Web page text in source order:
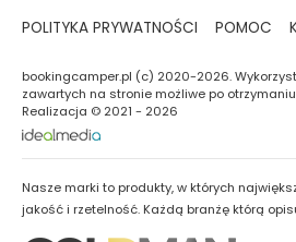
POLITYKA PRYWATNOŚCI POMOC
bookingcamper.pl (c) 2020-2026.
zawartych na stronie możliwe po
Realizacja © 2021 - 2026
Nasze marki to produkty, w których
jakość i rzetelność. Każdą branżę którą